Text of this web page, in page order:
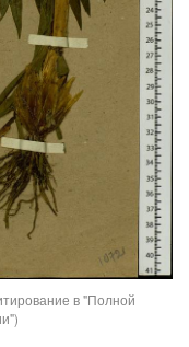
в "Полной